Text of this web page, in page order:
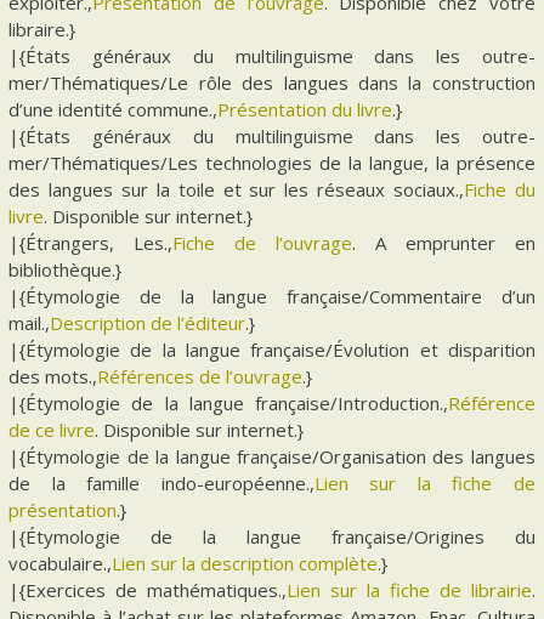
libraire.}
|{États généraux du multilinguisme dans les outre-
mer/Thématiques/Le rôle des langues dans la construction
d’une identité commune.,Présentation du livre.}
|{États généraux du multilinguisme dans les outre-
mer/Thématiques/Les technologies de la langue, la présence
des langues sur la toile et sur les réseaux sociaux.,Fiche du
livre. Disponible sur internet.}
|{Étrangers, Les.,Fiche de l’ouvrage. A emprunter en
bibliothèque.}
|{Étymologie de la langue française/Commentaire d’un
mail.,Description de l’éditeur.}
|{Étymologie de la langue française/Évolution et disparition
des mots.,Références de l’ouvrage.}
|{Étymologie de la langue française/Introduction.,Référence
de ce livre. Disponible sur internet.}
|{Étymologie de la langue française/Organisation des langues
de la famille indo-européenne.,Lien sur la fiche de
présentation.}
|{Étymologie de la langue française/Origines du
vocabulaire.,Lien sur la description complète.}
|{Exercices de mathématiques.,Lien sur la fiche de librairie.